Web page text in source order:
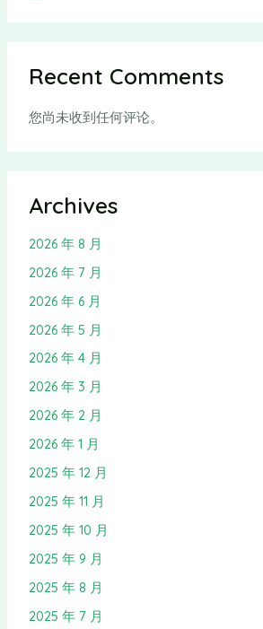
Recent Comments
您尚未收到任何评论。
Archives
2026 年 8 月
2026 年 7 月
2026 年 6 月
2026 年 5 月
2026 年 4 月
2026 年 3 月
2026 年 2 月
2026 年 1 月
2025 年 12 月
2025 年 11 月
2025 年 10 月
2025 年 9 月
2025 年 8 月
2025 年 7 月